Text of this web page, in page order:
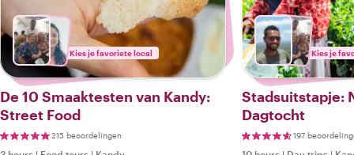
Kies je favoriete local
De 10 Smaaktesten van Kandy:
Street Food
215 beoordelingen
Kies je
Stadsuitstapje:
Dagtocht
197